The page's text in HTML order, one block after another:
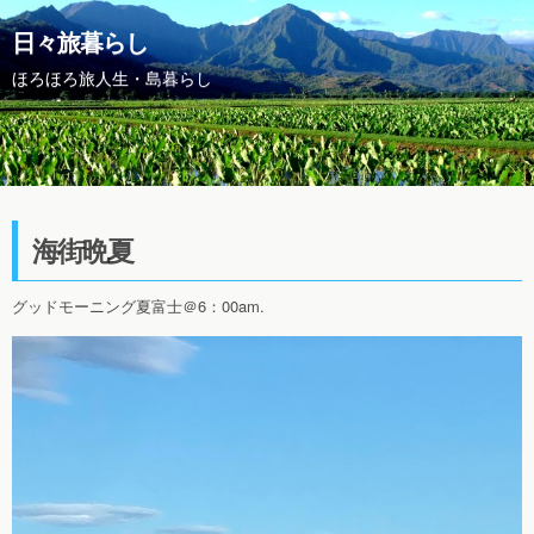
日々旅暮らし
ほろほろ旅人生・島暮らし
海街晩夏
グッドモーニング夏富士＠6：00am.